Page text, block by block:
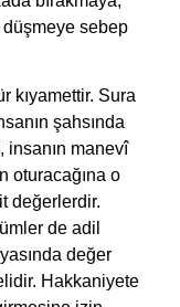
sebep
kıyamettir. Sura
şahsında
insanın manevî
oturacağına o
değerlerdir.
de adil
değer
Hakkaniyete